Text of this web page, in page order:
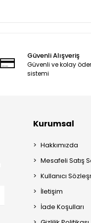
Güvenli Alışveriş
Güvenli ve kolay
sistemi
Kurumsal
Hakkımızda
Mesafeli Satış
Kullanıcı
İletişim
İade Koşulları